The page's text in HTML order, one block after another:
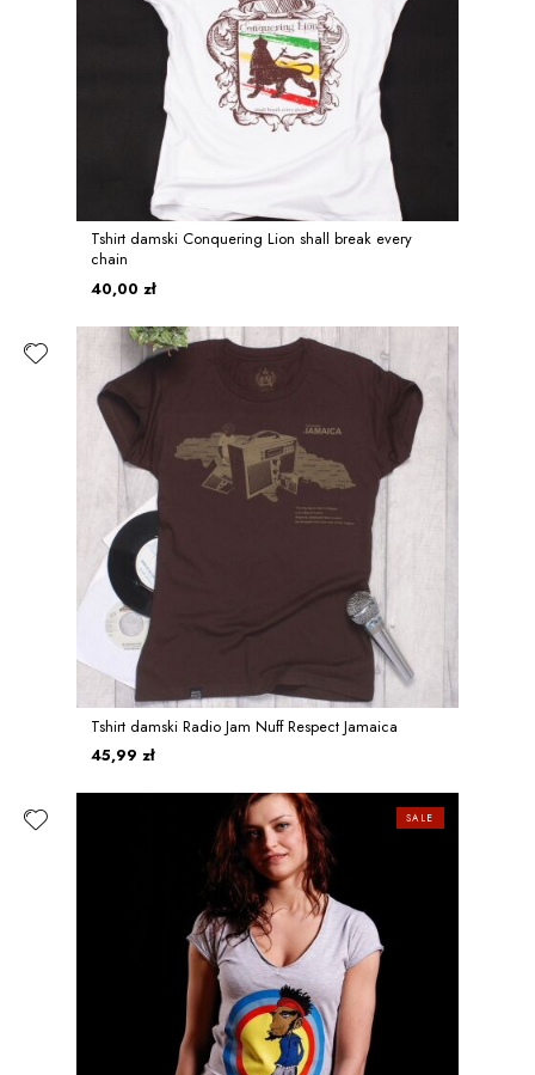
Tshirt damski Conquering Lion shall break every
chain
40,00 zł
Tshirt damski Radio Jam Nuff Respect Jamaica
45,99 zł
SALE